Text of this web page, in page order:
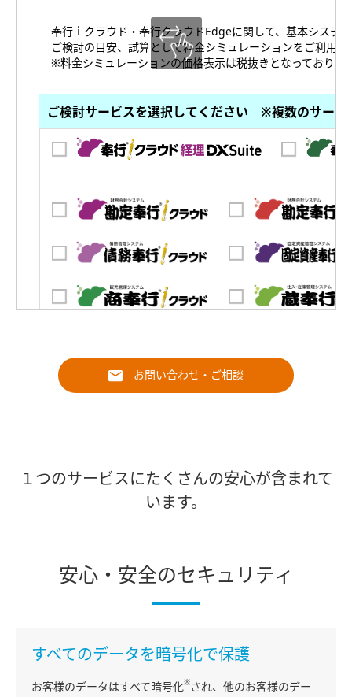
お問い合わせ・ご相談
１つのサービスにたくさんの安心が含まれて
います。
安心・安全のセキュリティ
すべてのデータを暗号化で保護
お客様のデータはすべて暗号化※ され、他のお客様のデー